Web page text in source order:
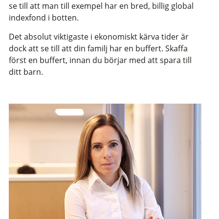
se till att man till exempel har en bred, billig global
indexfond i botten.
Det absolut viktigaste i ekonomiskt kärva tider är
dock att se till att din familj har en buffert. Skaffa
först en buffert, innan du börjar med att spara till
ditt barn.